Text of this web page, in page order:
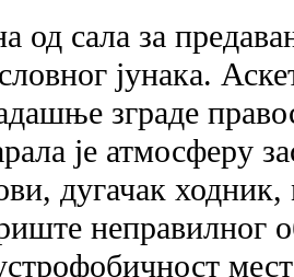
од сала за
јунака.
зграде
је атмосферу
дугачак ходник,
неправилног